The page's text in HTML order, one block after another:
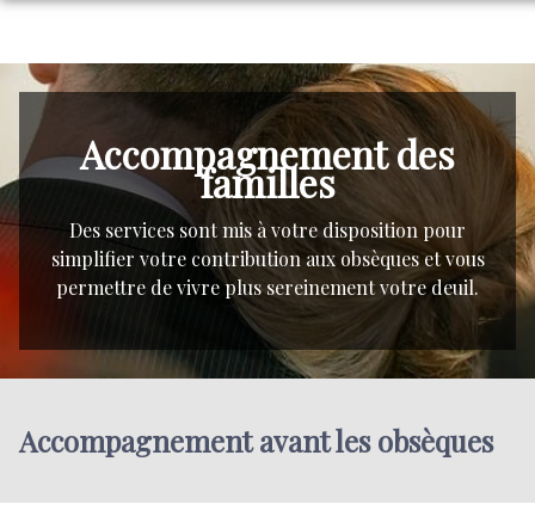
ORGANISER DES OBSÈQUES
PRÉVOIR SES OBSÈQUES
MONUMENTS FUNÉRAIRES
SERVICES AUX FAMILLES
NOS AGENCES
AGENCE DE NOVES
AGENCE DE SAINT-ANDIOL
LA COLLINE DES ADIEUX – BARBENTANE
NOS CHAMBRES FUNERAIRES
SAINT-ANDIOL
GRAVESON
ESPACES HOMMAGES
BOUTIQUE EN LIGNE
Accompagnement des
familles
Des services sont mis à votre disposition pour
simplifier votre contribution aux obsèques et vous
permettre de vivre plus sereinement votre deuil.
Accompagnement avant les obsèques